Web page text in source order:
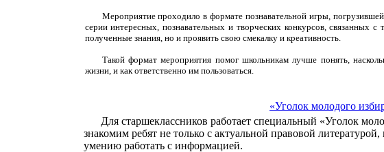
Мероприятие проходило в формате познавательной игры,
серии интересных, познавательных и творческих конкурсов, связанных
полученные знания, но и проявить свою смекалку и креативность.
Такой формат мероприятия помог школьникам лучше понять,
жизни, и как ответственно им пользоваться.
«Уголок молодого
Для старшеклассников работает специальный «Уголок
знакомим ребят не только с актуальной правовой
умению работать с информацией.